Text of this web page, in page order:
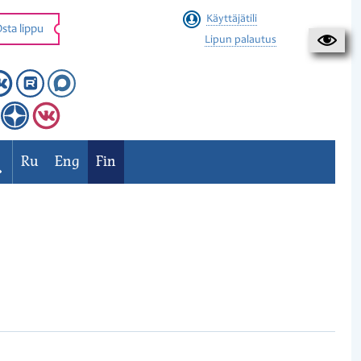
lippu
Käyttäjätili
Lipun palautus
Ru Eng Fin